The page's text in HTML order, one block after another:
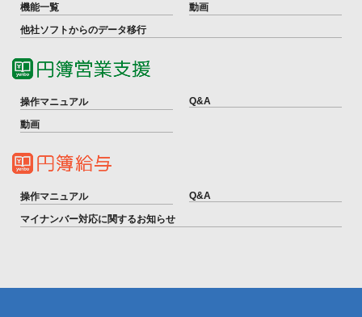
機能一覧
動画
他社ソフトからのデータ移行
操作マニュアル Q&A
動画
操作マニュアル Q&A
マイナンバー対応に関するお知らせ